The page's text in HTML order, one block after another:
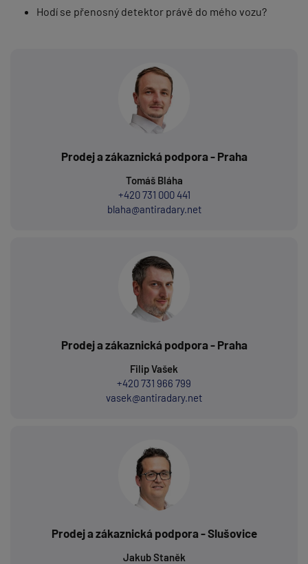
Hodí se přenosný detektor právě do mého vozu?
Prodej a zákaznická podpora - Praha
Tomáš Bláha
+420 731 000 441
blaha@antiradary.net
Prodej a zákaznická podpora - Praha
Filip Vašek
+420 731 966 799
vasek@antiradary.net
Prodej a zákaznická podpora - Slušovice
Jakub Staněk